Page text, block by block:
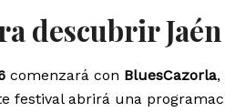
descubrir
comenzará con BluesCazorla,
festival abrirá una